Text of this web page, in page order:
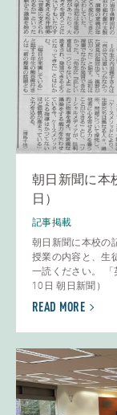
朝日新聞に本
日）
記事掲載
朝日新聞に本校の
授業の内容と、生
一読ください。
10日 朝日新聞）
READ MORE